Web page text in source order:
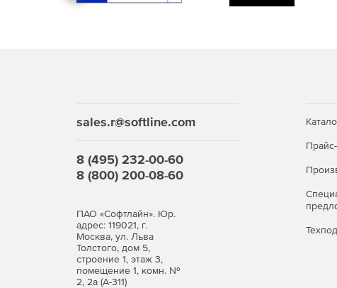
sales.r@softline.com
8 (495) 232-00-60
8 (800) 200-08-60
ПАО «Софтлайн». Юр.
адрес: 119021, г.
Москва, ул. Льва
Толстого, дом 5,
строение 1, этаж 3,
помещение 1, комн. №
2, 2а (А-311)